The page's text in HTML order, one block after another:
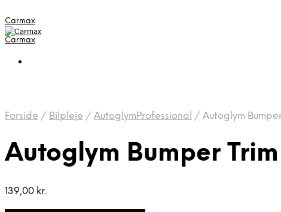
Carmax
Carmax
Forside / Bilpleje / AutoglymProfessional / Autoglym
Autoglym Bumper
139,00 kr.